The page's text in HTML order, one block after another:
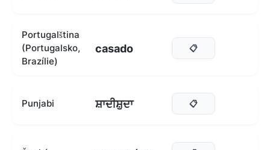
Portugalština
(Portugalsko,
Brazílie)
casado 📋
Punjabi ਸ਼ਾਦੀਸ਼ੁਦਾ 📋